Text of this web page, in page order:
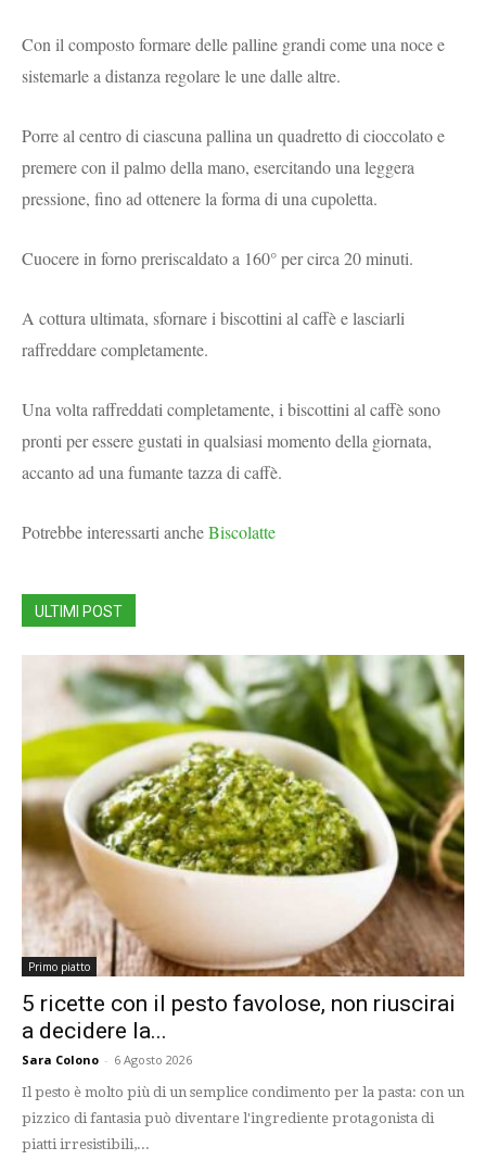
Con il composto formare delle palline grandi come una noce e
sistemarle a distanza regolare le une dalle altre.
Porre al centro di ciascuna pallina un quadretto di cioccolato e
premere con il palmo della mano, esercitando una leggera
pressione, fino ad ottenere la forma di una cupoletta.
Cuocere in forno preriscaldato a 160° per circa 20 minuti.
A cottura ultimata, sfornare i biscottini al caffè e lasciarli
raffreddare completamente.
Una volta raffreddati completamente, i biscottini al caffè sono
pronti per essere gustati in qualsiasi momento della giornata,
accanto ad una fumante tazza di caffè.
Potrebbe interessarti ancheBiscolatte
ULTIMI POST
Primo piatto
5 ricette con il pesto favolose, non riuscirai
a decidere la...
Sara Colono - 6 Agosto 2026
Il pesto è molto più di un semplice condimento per la pasta: con un
pizzico di fantasia può diventare l'ingrediente protagonista di
piatti irresistibili,...